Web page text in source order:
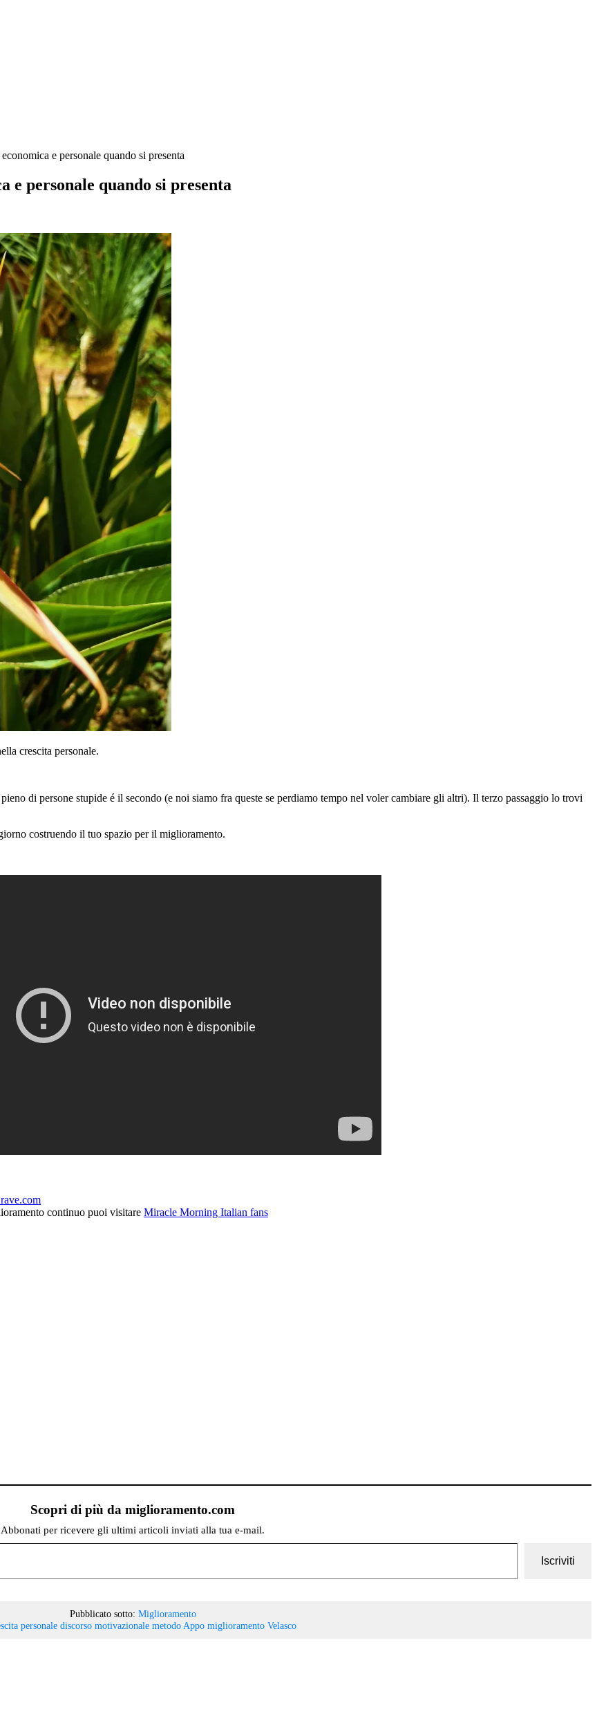
e personale quando si presenta
e personale quando si presenta
crescita personale.
di persone stupide é il secondo (e noi siamo fra queste se perdiamo tempo nel voler cambiare gli altri). Il terzo passaggio lo trovi
costruendo il tuo spazio per il miglioramento.
continuo puoi visitare Miracle Morning Italian fans
Scopri di più da miglioramento.com
Abbonati per ricevere gli ultimi articoli inviati alla tua e-mail.
Iscriviti
Pubblicato sotto: Miglioramento
personale discorso motivazionale metodo Appo miglioramento Velasco